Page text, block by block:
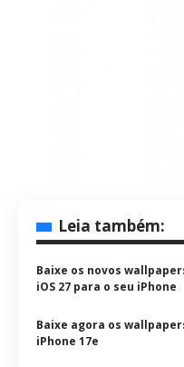
Leia também:
Baixe os novos
iOS 27 para o seu iPhone
Baixe agora os
iPhone 17e